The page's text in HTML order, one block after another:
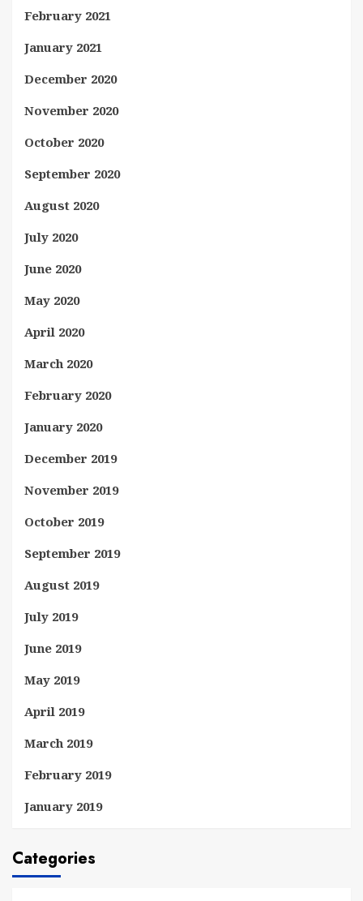
February 2021
January 2021
December 2020
November 2020
October 2020
September 2020
August 2020
July 2020
June 2020
May 2020
April 2020
March 2020
February 2020
January 2020
December 2019
November 2019
October 2019
September 2019
August 2019
July 2019
June 2019
May 2019
April 2019
March 2019
February 2019
January 2019
Categories